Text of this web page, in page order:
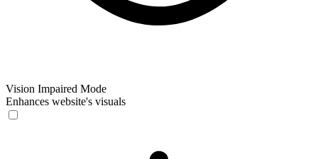
Vision Impaired Mode
Enhances website's visuals